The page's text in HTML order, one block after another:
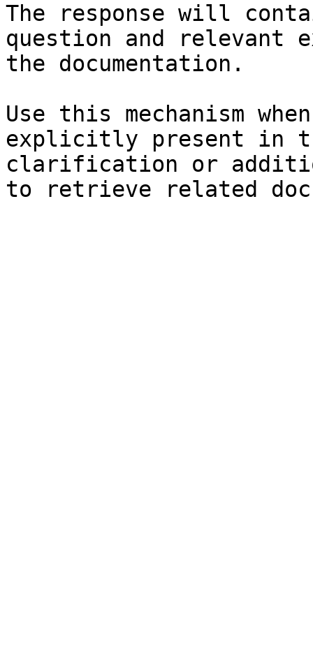
The response will
question and relevant
the documentation.
Use this mechanism
explicitly present in
clarification or